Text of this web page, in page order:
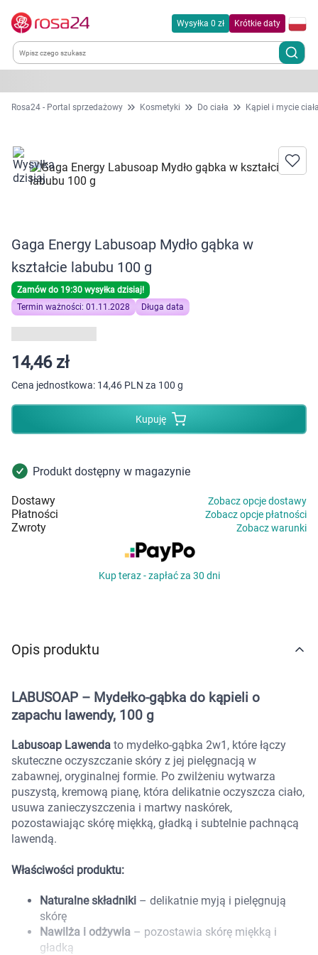
Korzystamy z plików cookies w celu
Wysyłka 0 zł Krótkie daty
Kategorie
Dla zwierząt
Zdrowie
Kobieta w ciąży i mama
Dziecko
Higiena
Kosmetyki
Mężczyzna
Zdrowy styl życia
Zabawki
Marki
Rosa24 - Portal sprzedażowy Kosmetyki Do ciała Kąpiel i mycie
Gaga Energy Labusoap Mydło gąbka w
kształcie labubu 100 g
Zamów do 19:30 wysyłka dzisiaj!
Termin ważności: 01.11.2028
Długa data
14,46 zł
Cena jednostkowa: 14,46 PLN za 100 g
Kupuję
Produkt dostępny w magazynie
Dostawy Zobacz opcje dostawy
Płatności Zobacz opcje płatności
Zwroty Zobacz warunki
Kup teraz - zapłać za 30 dni
Opis produktu
LABUSOAP – Mydełko-gąbka do kąpieli o
zapachu lawendy, 100 g
Labusoap Lawenda to mydełko-gąbka 2w1, które łączy
skuteczne oczyszczanie skóry z jej pielęgnacją w
zabawnej, oryginalnej formie. Po zwilżeniu wytwarza
puszystą, kremową pianę, która delikatnie oczyszcza ciało,
usuwa zanieczyszczenia i martwy naskórek,
pozostawiając skórę miękką, gładką i subtelnie pachnącą
lawendą.
Właściwości produktu:
Naturalne składniki – delikatnie myją i pielęgnują
skórę
Nawilża i odżywia – pozostawia skórę miękką i
gładką